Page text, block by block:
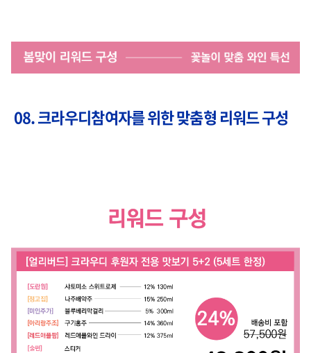
08. 크라우디참여자를 위한 맞춤형 리워드 구성